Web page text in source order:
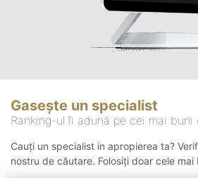
Gasește un specialist
Ranking-ul îi adună pe cei mai
Cauți un specialist in apropierea ta?
nostru de căutare. Folosiți doar cele mai